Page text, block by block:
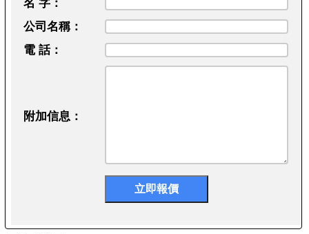
名 字：
公司名稱：
電 話：
附加信息：